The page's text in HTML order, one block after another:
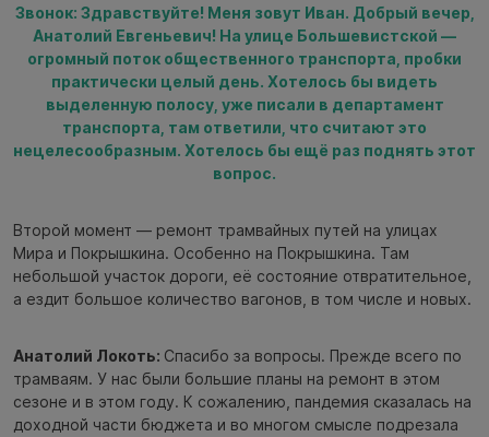
Звонок: Здравствуйте! Меня зовут Иван. Добрый вечер,
Анатолий Евгеньевич! На улице Большевистской —
огромный поток общественного транспорта, пробки
практически целый день. Хотелось бы видеть
выделенную полосу, уже писали в департамент
транспорта, там ответили, что считают это
нецелесообразным. Хотелось бы ещё раз поднять этот
вопрос.
Второй момент — ремонт трамвайных путей на улицах
Мира и Покрышкина. Особенно на Покрышкина. Там
небольшой участок дороги, её состояние отвратительное,
а ездит большое количество вагонов, в том числе и новых.
Анатолий Локоть: Спасибо за вопросы. Прежде всего по
трамваям. У нас были большие планы на ремонт в этом
сезоне и в этом году. К сожалению, пандемия сказалась на
доходной части бюджета и во многом смысле подрезала